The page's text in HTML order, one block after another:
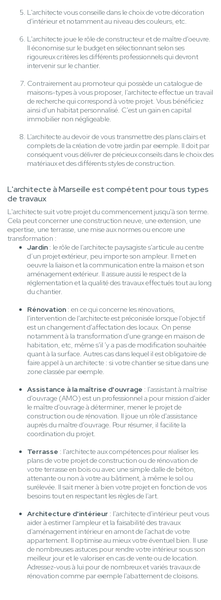
L'architecte vous conseille dans le choix de votre décoration
d'intérieur et notamment au niveau des couleurs, etc.
L'architecte joue le rôle de constructeur et de maître d'oeuvre.
Il économise sur le budget en sélectionnant selon ses
rigoureux critères les différents professionnels qui devront
intervenir sur le chantier.
Contrairement au promoteur qui possède un catalogue de
maisons-types à vous proposer, l’architecte effectue un travail
de recherche qui correspond à votre projet. Vous bénéficiez
ainsi d'un habitat personnalisé. C'est un gain en capital
immobilier non négligeable.
L’architecte au devoir de vous transmettre des plans clairs et
complets de la création de votre jardin par exemple. Il doit par
conséquent vous délivrer de précieux conseils dans le choix des
matériaux et des différents styles de construction.
L'architecte à Marseille est compétent pour tous types
de travaux
L'architecte suit votre projet du commencement jusqu'à son terme.
Cela peut concerner une construction neuve, une extension, une
expertise, une terrasse, une mise aux normes ou encore une
transformation :
Jardin : le rôle de l’architecte paysagiste s'articule au centre
d’un projet extérieur, peu importe son ampleur. Il met en
oeuvre la liaison et la communication entre la maison et son
aménagement extérieur. Il assure aussi le respect de la
réglementation et la qualité des travaux effectués tout au long
du chantier.
Rénovation : en ce qui concerne les rénovations,
l'intervention de l'architecte est préconisée lorsque l'objectif
est un changement d'affectation des locaux. On pense
notamment à la transformation d'une grange en maison de
habitation, etc, même s'il 'y a pas de modification souhaitée
quant à la surface. Autres cas dans lequel il est obligatoire de
faire appel à un architecte : si votre chantier se situe dans une
zone classée par exemple.
Assistance à la maîtrise d'ouvrage : l'assistant à maîtrise
d'ouvrage (AMO) est un professionnel a pour mission d'aider
le maître d'ouvrage à déterminer, mener le projet de
construction ou de rénovation. Il joue un rôle d'assistance
auprès du maître d'ouvrage. Pour résumer, il facilite la
coordination du projet.
Terrasse : l'architecte aux compétences pour réaliser les
plans de votre projet de construction ou de rénovation de
votre terrasse en bois ou avec une simple dalle de béton,
attenante ou non à votre au bâtiment, à même le sol ou
surélevée. Il sait mener à bien votre projet en fonction de vos
besoins tout en respectant les règles de l’art.
Architecture d'intérieur : l'architecte d'intérieur peut vous
aider à estimer l’ampleur et la faisabilité des travaux
d’aménagement intérieur en amont de l'achat de votre
appartement. Il optimise au mieux votre éventuel bien. Il use
de nombreuses astuces pour rendre votre intérieur sous son
meilleur jour et le valoriser en cas de vente ou de location.
Adressez-vous à lui pour de nombreux et variés travaux de
rénovation comme par exemple l'abattement de cloisons.